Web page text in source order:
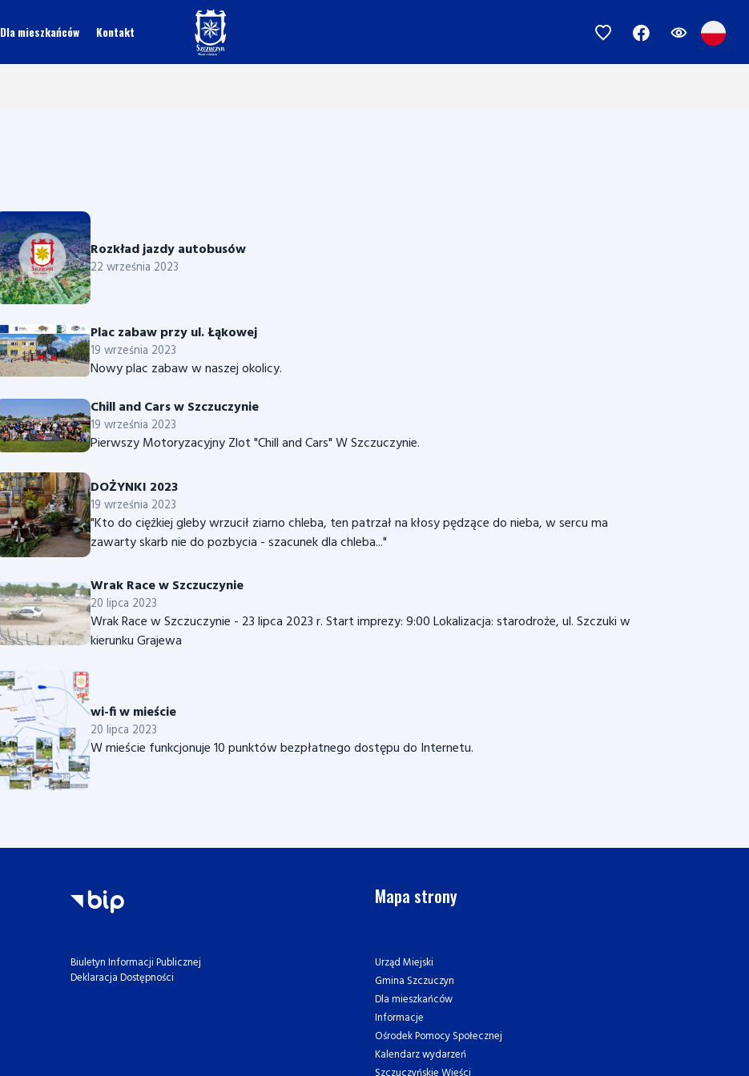
Dla mieszkańców Kontakt
Rozkład jazdy autobusów
22 września 2023
Plac zabaw przy ul. Łąkowej
19 września 2023
Nowy plac zabaw w naszej okolicy.
Chill and Cars w Szczuczynie
19 września 2023
Pierwszy Motoryzacyjny Zlot "Chill and Cars" W Szczuczynie.
DOŻYNKI 2023
19 września 2023
"Kto do ciężkiej gleby wrzucił ziarno chleba, ten patrzał na kłosy pędzące do nieba, w sercu ma
zawarty skarb nie do pozbycia - szacunek dla chleba..."
Wrak Race w Szczuczynie
20 lipca 2023
Wrak Race w Szczuczynie - 23 lipca 2023 r. Start imprezy: 9:00 Lokalizacja: starodroże, ul. Szczuki w
kierunku Grajewa
wi-fi w mieście
20 lipca 2023
W mieście funkcjonuje 10 punktów bezpłatnego dostępu do Internetu.
Biuletyn Informacji Publicznej
Deklaracja Dostępności
Mapa strony
Urząd Miejski
Gmina Szczuczyn
Dla mieszkańców
Informacje
Ośrodek Pomocy Społecznej
Kalendarz wydarzeń